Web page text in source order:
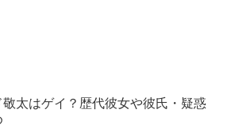
太はゲイ？歴代彼女や彼氏・疑惑